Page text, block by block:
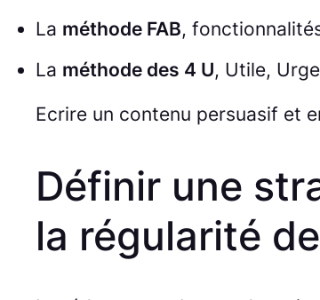
La méthode FAB,
La méthode des 4 U, Utile,
Ecrire un contenu persuasif et
Définir une
la régularité